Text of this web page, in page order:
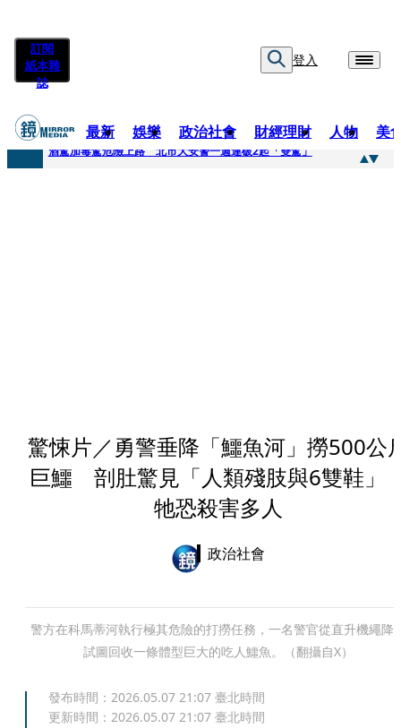
訂閱
紙本雜
誌
登入
最新 娛樂 政治社會 財經理財 人物 美
快訊
酒駕加毒駕危險上路 北市大安警一週連破2起「雙駕」
驚悚片／勇警垂降「鱷魚河」撈500公
巨鱷 剖肚驚見「人類殘肢與6雙鞋」
牠恐殺害多人
政治社會
警方在科馬蒂河執行極其危險的打撈任務，一名警官從直升機繩降
試圖回收一條體型巨大的吃人鱷魚。（翻攝自X）
發布時間： 2026.05.07 21:07 臺北時間
更新時間： 2026.05.07 21:07 臺北時間